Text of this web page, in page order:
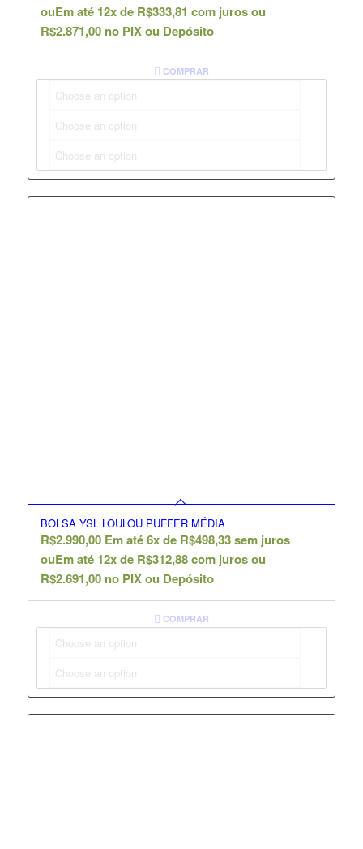
ouEm até 12x de R$333,81 com juros ou
R$2.871,00 no PIX ou Depósito
COMPRAR
BOLSA YSL LOULOU PUFFER MÉDIA
R$2.990,00 Em até 6x de R$498,33sem juros
ouEm até 12x de R$312,88com juros ou
R$2.691,00 no PIX ou Depósito
COMPRAR